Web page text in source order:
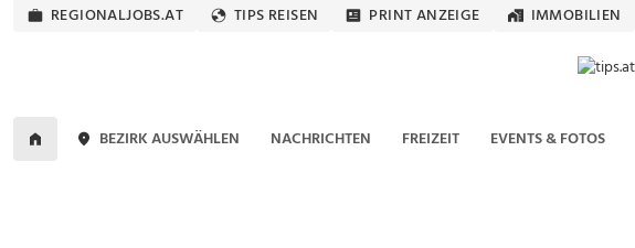
REGIONALJOBS.AT TIPS REISEN PRINT ANZEIGE IMMOBILIEN
BEZIRK AUSWÄHLEN NACHRICHTEN FREIZEIT EVENTS & FOTOS